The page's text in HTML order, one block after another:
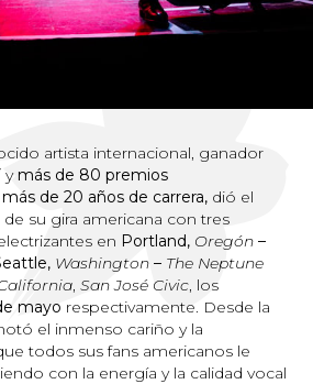
artista internacional, ganador
y más de 80 premios
más de 20 años de carrera, dió el
su gira americana con tres
en Portland, Oregón –
Washington – The Neptune
,San José Civic , los
mayo respectivamente. Desde la
el inmenso cariño y la
todos sus fans americanos le
con la energía y la calidad vocal